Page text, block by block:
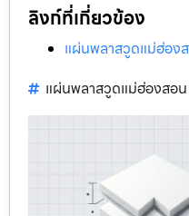
ลิงก์ที่เกี่ยวข้อง
แผ่นพลาสวูดแม่ฮ่อง
แผ่นพลาสวูดแม่ฮ่องสอน